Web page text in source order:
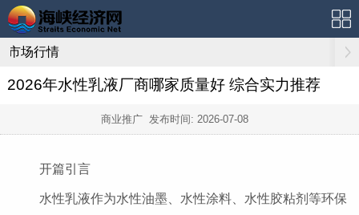
市场行情
2026年水性乳液厂商哪家质量好 综合实力推荐
商业推广 发布时间: 2026-07-08
开篇引言
水性乳液作为水性油墨、水性涂料、水性胶粘剂等环保